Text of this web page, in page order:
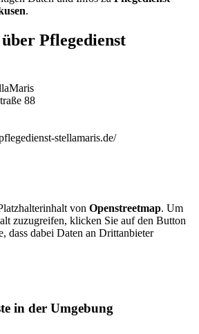
.
Pflegedienst
88
stellamaris.de/
von Openstreetmap. Um
zuzugreifen, klicken Sie auf den Button
dass dabei Daten an Drittanbieter
in der Umgebung